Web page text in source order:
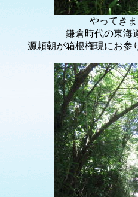
やってき
鎌倉時代の東海
源頼朝が箱根権現にお参